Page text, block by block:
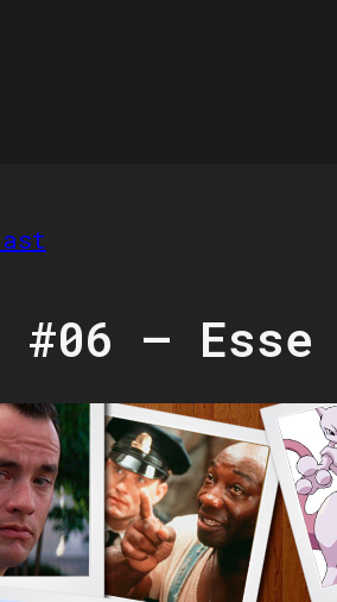
#06 –